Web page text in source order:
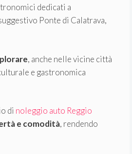
dedicati a
Ponte di Calatrava,
, anche nelle vicine città
e gastronomica
di noleggio auto Reggio
e comodità, rendendo